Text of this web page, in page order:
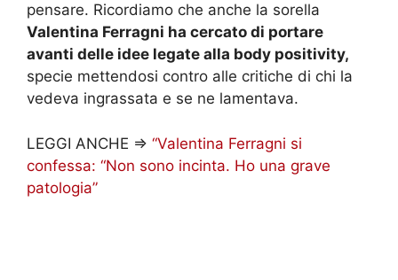
pensare. Ricordiamo che anche la sorella
Valentina Ferragni ha cercato di portare
avanti delle idee legate alla body positivity,
specie mettendosi contro alle critiche di chi la
vedeva ingrassata e se ne lamentava.
LEGGI ANCHE => “Valentina Ferragni si
confessa: “Non sono incinta. Ho una grave
patologia”